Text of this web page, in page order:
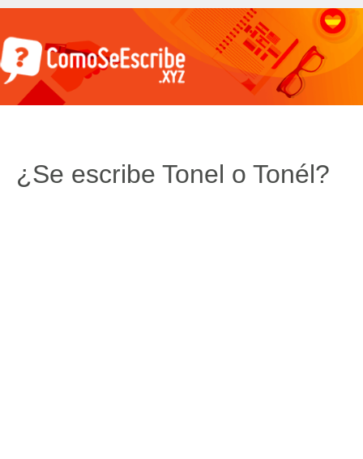
¿Se escribe Tonel o Tonél?